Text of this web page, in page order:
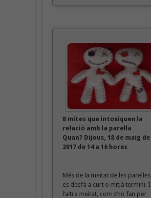
8 mites que intoxiquen la
relació amb la parella
Quan? Dijous, 18 de maig de
2017 de 14 a 16 hores
Més de la meitat de les parelles
es desfà a curt o mitjà termini. I
l’altra meitat, com s’ho fan per